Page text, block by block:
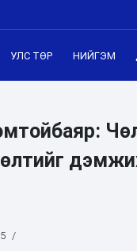
УЛС ТӨР НИЙГЭМ
/